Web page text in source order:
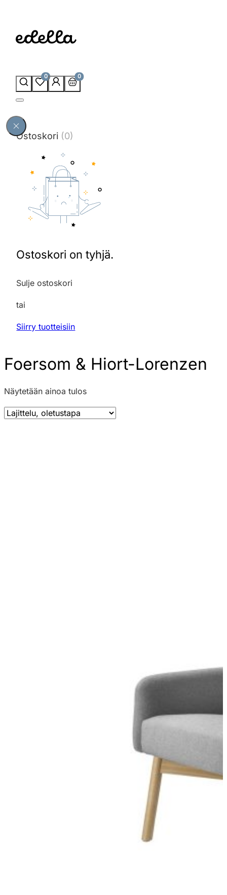
0 0
Ostoskori (0)
Ostoskori on tyhjä.
Sulje ostoskori
tai
Siirry tuotteisiin
Foersom & Hiort-Lorenzen
Näytetään ainoa tulos